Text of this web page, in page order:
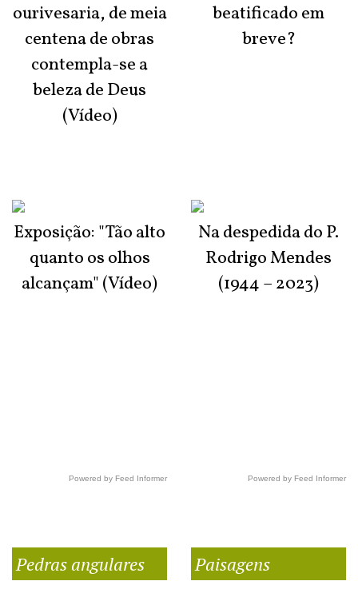
ourivesaria, de meia
centena de obras
contempla-se a
beleza de Deus
(Vídeo)
Exposição: "Tão alto
quanto os olhos
alcançam" (Vídeo)
Powered by Feed Informer
beatificado em
breve?
Na despedida do P.
Rodrigo Mendes
(1944 – 2023)
Powered by Feed Informer
Pedras angulares Paisagens